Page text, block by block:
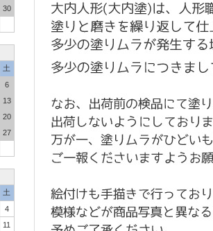
30
土
6
13
20
27
土
4
11